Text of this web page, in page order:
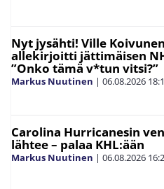
Nyt jysähti! Ville Koivunen
allekirjoitti jättimäisen
”Onko tämä v*tun vitsi?”
Markus Nuutinen | 06.08.2026
Carolina Hurricanesin
lähtee – palaa KHL:ään
Markus Nuutinen | 06.08.2026